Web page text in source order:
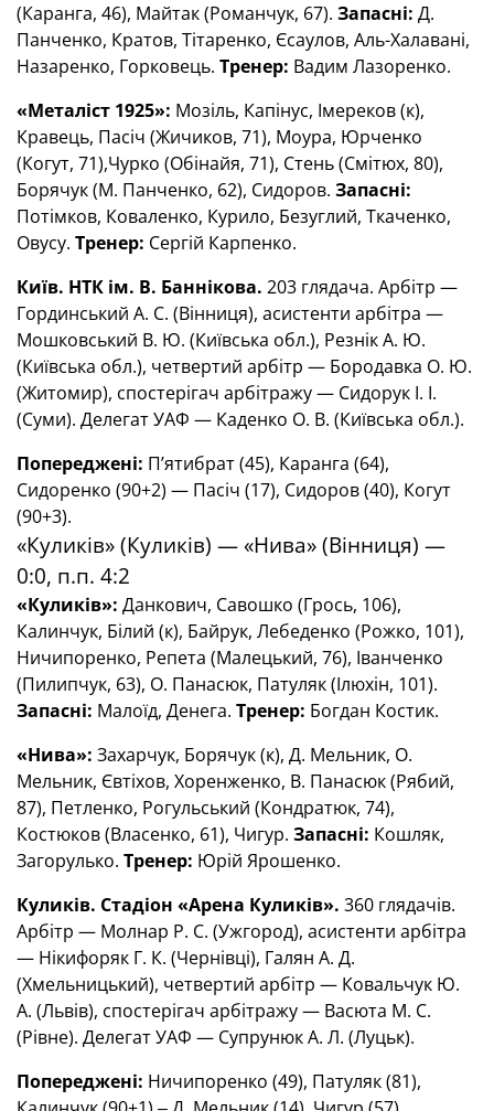
(Каранга, 46), Майтак (Романчук, 67). Запасні: Д.
Панченко, Кратов, Тітаренко, Єсаулов, Аль-Халавані,
Назаренко, Горковець. Тренер: Вадим Лазоренко.
«Металіст 1925»: Мозіль, Капінус, Імереков (к),
Кравець, Пасіч (Жичиков, 71), Моура, Юрченко
(Когут, 71),Чурко (Обінайя, 71), Стень (Смітюх, 80),
Борячук (М. Панченко, 62), Сидоров. Запасні:
Потімков, Коваленко, Курило, Безуглий, Ткаченко,
Овусу. Тренер: Сергій Карпенко.
Київ. НТК ім. В. Баннікова. 203 глядача. Арбітр —
Гординський А. С. (Вінниця), асистенти арбітра —
Мошковський В. Ю. (Київська обл.), Резнік А. Ю.
(Київська обл.), четвертий арбітр — Бородавка О. Ю.
(Житомир), спостерігач арбітражу — Сидорук І. І.
(Суми). Делегат УАФ — Каденко О. В. (Київська обл.).
Попереджені: П’ятибрат (45), Каранга (64),
Сидоренко (90+2) — Пасіч (17), Сидоров (40), Когут
(90+3).
«Куликів» (Куликів) — «Нива» (Вінниця) —
0:0, п.п. 4:2
«Куликів»: Данкович, Савошко (Грось, 106),
Калинчук, Білий (к), Байрук, Лебеденко (Рожко, 101),
Ничипоренко, Репета (Малецький, 76), Іванченко
(Пилипчук, 63), О. Панасюк, Патуляк (Ілюхін, 101).
Запасні: Малоїд, Денега. Тренер: Богдан Костик.
«Нива»: Захарчук, Борячук (к), Д. Мельник, О.
Мельник, Євтіхов, Хоренженко, В. Панасюк (Рябий,
87), Петленко, Рогульський (Кондратюк, 74),
Костюков (Власенко, 61), Чигур. Запасні: Кошляк,
Загорулько. Тренер: Юрій Ярошенко.
Куликів. Стадіон «Арена Куликів». 360 глядачів.
Арбітр — Молнар Р. С. (Ужгород), асистенти арбітра
— Нікифоряк Г. К. (Чернівці), Галян А. Д.
(Хмельницький), четвертий арбітр — Ковальчук Ю.
А. (Львів), спостерігач арбітражу — Васюта М. С.
(Рівне). Делегат УАФ — Супрунюк А. Л. (Луцьк).
Попереджені: Ничипоренко (49), Патуляк (81),